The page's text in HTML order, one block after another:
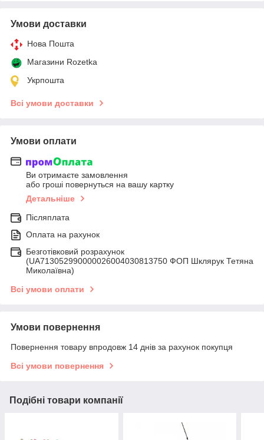
Умови доставки
Нова Пошта
Магазини Rozetka
Укрпошта
Всі умови доставки
Умови оплати
Ви отримаєте замовлення
або гроші повернуться на вашу картку
Детальніше
Післяплата
Оплата на рахунок
Безготівковий розрахунок
(UA713052990000026004030813750 ФОП Шклярук Тетяна
Миколаївна)
Всі умови оплати
Умови повернення
Повернення товару впродовж 14 днів за рахунок покупця
Всі умови повернення
Подібні товари компанії